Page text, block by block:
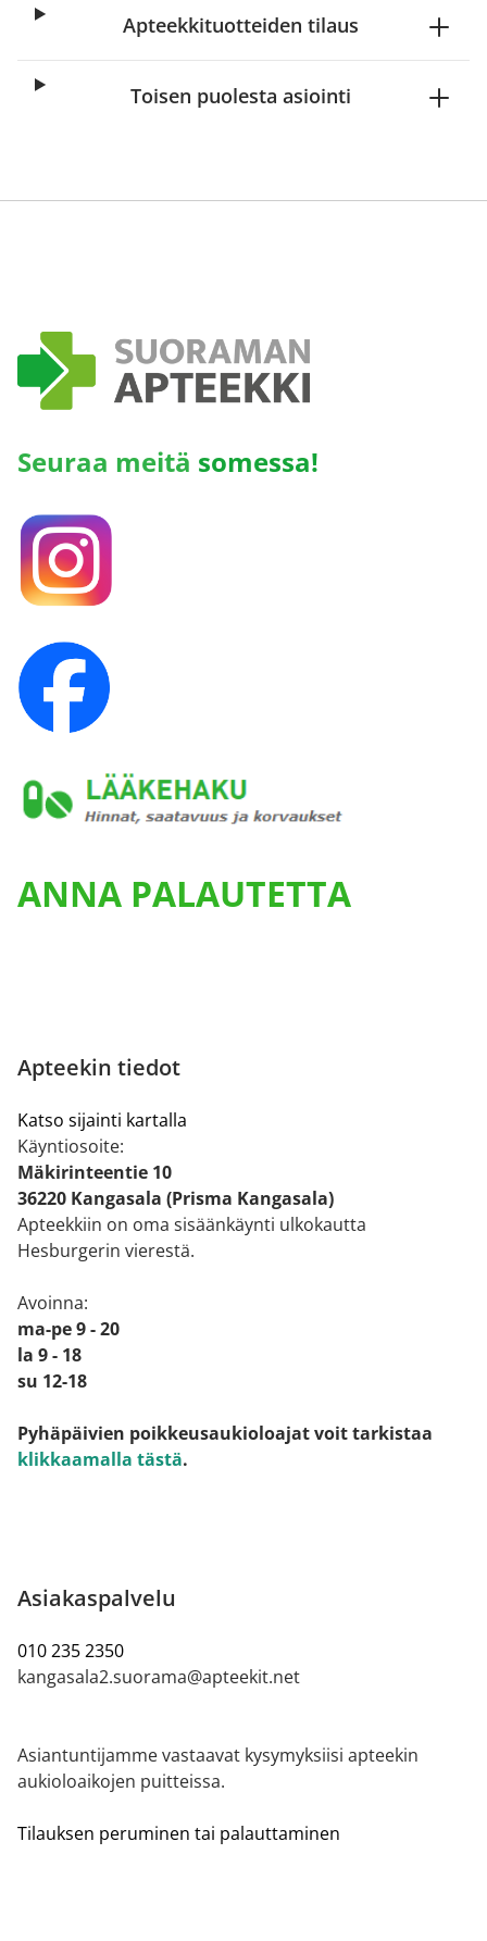
Apteekkituotteiden tilaus
Toisen puolesta asiointi
Seuraa meitä somessa!
ANNA PALAUTETTA
Apteekin tiedot
Katso sijainti kartalla
Käyntiosoite:
Mäkirinteentie 10
36220 Kangasala (Prisma Kangasala)
Apteekkiin on oma sisäänkäynti ulkokautta
Hesburgerin vierestä.
Avoinna:
ma-pe 9 - 20
la 9 - 18
su 12-18
Pyhäpäivien poikkeusaukioloajat voit tarkistaa
klikkaamalla tästä.
Asiakaspalvelu
010 235 2350
kangasala2.suorama@apteekit.net
Asiantuntijamme vastaavat kysymyksiisi apteekin
aukioloaikojen puitteissa.
Tilauksen peruminen tai palauttaminen